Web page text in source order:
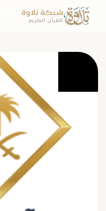
شبكة تلاوة
للقرآن الكريم